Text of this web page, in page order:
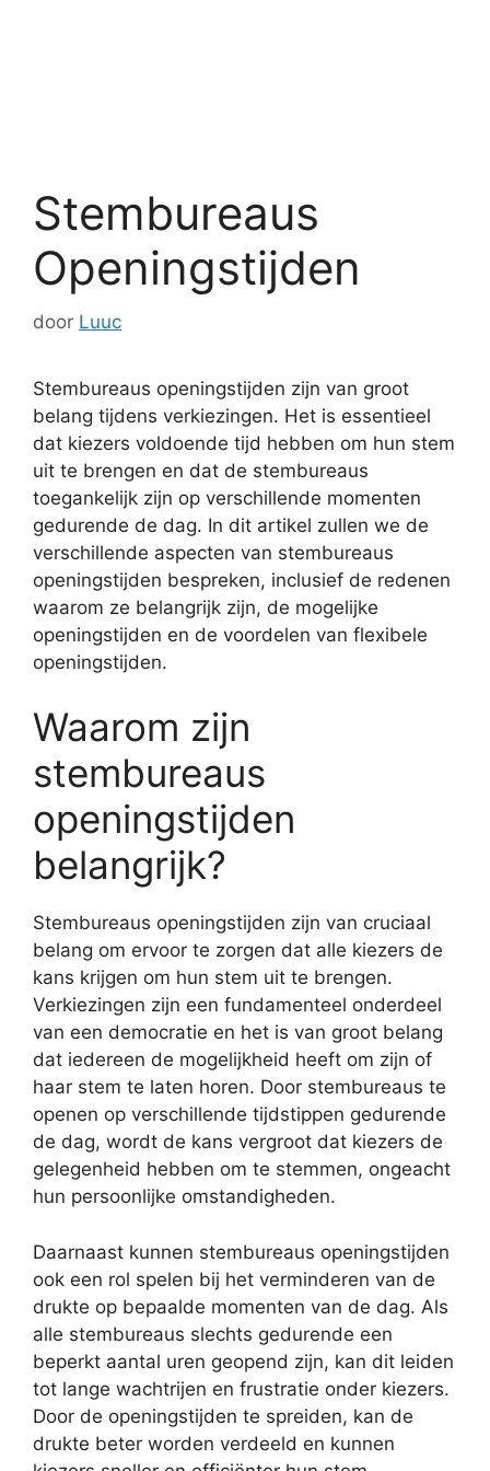
Stembureaus
Openingstijden
door Luuc
Stembureaus openingstijden zijn van groot
belang tijdens verkiezingen. Het is essentieel
dat kiezers voldoende tijd hebben om hun stem
uit te brengen en dat de stembureaus
toegankelijk zijn op verschillende momenten
gedurende de dag. In dit artikel zullen we de
verschillende aspecten van stembureaus
openingstijden bespreken, inclusief de redenen
waarom ze belangrijk zijn, de mogelijke
openingstijden en de voordelen van flexibele
openingstijden.
Waarom zijn
stembureaus
openingstijden
belangrijk?
Stembureaus openingstijden zijn van cruciaal
belang om ervoor te zorgen dat alle kiezers de
kans krijgen om hun stem uit te brengen.
Verkiezingen zijn een fundamenteel onderdeel
van een democratie en het is van groot belang
dat iedereen de mogelijkheid heeft om zijn of
haar stem te laten horen. Door stembureaus te
openen op verschillende tijdstippen gedurende
de dag, wordt de kans vergroot dat kiezers de
gelegenheid hebben om te stemmen, ongeacht
hun persoonlijke omstandigheden.
Daarnaast kunnen stembureaus openingstijden
ook een rol spelen bij het verminderen van de
drukte op bepaalde momenten van de dag. Als
alle stembureaus slechts gedurende een
beperkt aantal uren geopend zijn, kan dit leiden
tot lange wachtrijen en frustratie onder kiezers.
Door de openingstijden te spreiden, kan de
drukte beter worden verdeeld en kunnen